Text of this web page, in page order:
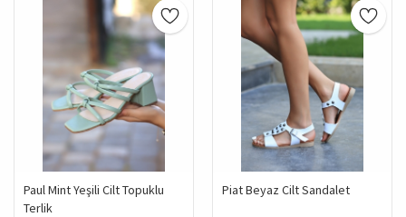
Paul Mint Yeşili Cilt Topuklu
Terlik
Piat Beyaz Cilt Sandalet